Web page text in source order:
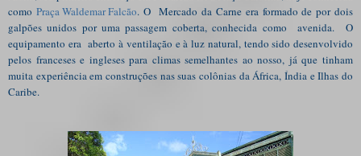
como Praça Waldemar Falcão. O Mercado da Carne era formado de por dois
galpões unidos por uma passagem coberta, conhecida como avenida. O
equipamento era aberto à ventilação e à luz natural, tendo sido desenvolvido
pelos franceses e ingleses para climas semelhantes ao nosso, já que tinham
muita experiência em construções nas suas colônias da África, Índia e Ilhas do
Caribe.